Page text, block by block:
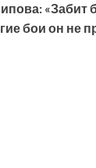
«Забит
бои он не